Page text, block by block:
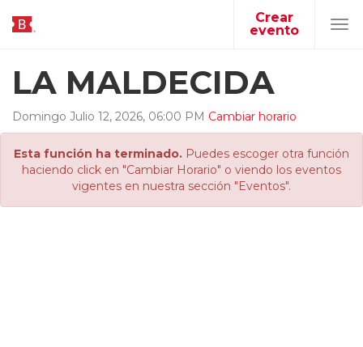
Crear
evento
LA MALDECIDA
Domingo Julio 12, 2026, 06:00 PM Cambiar horario
Esta función ha terminado. Puedes escoger otra función
haciendo click en "Cambiar Horario" o viendo los eventos
vigentes en nuestra sección "Eventos".